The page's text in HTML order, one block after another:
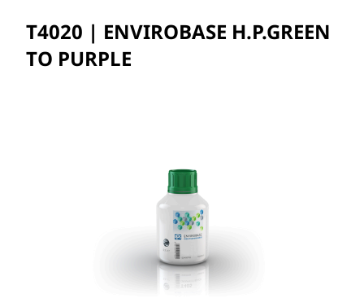
T4020 | ENVIROBASE H.P.GREEN
TO PURPLE